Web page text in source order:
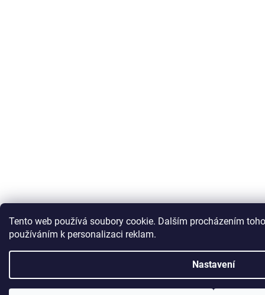
Tento web používá soubory cookie. Dalším procházením
používáním k personalizaci reklam.
Nastavení